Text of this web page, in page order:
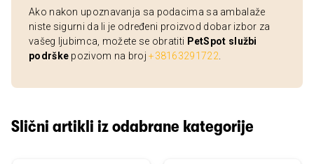
Ako nakon upoznavanja sa podacima sa ambalaže
niste sigurni da li je određeni proizvod dobar izbor za
vašeg ljubimca, možete se obratiti PetSpot službi
podrške pozivom na broj+38163291722
Slični artikli iz odabrane kategorije